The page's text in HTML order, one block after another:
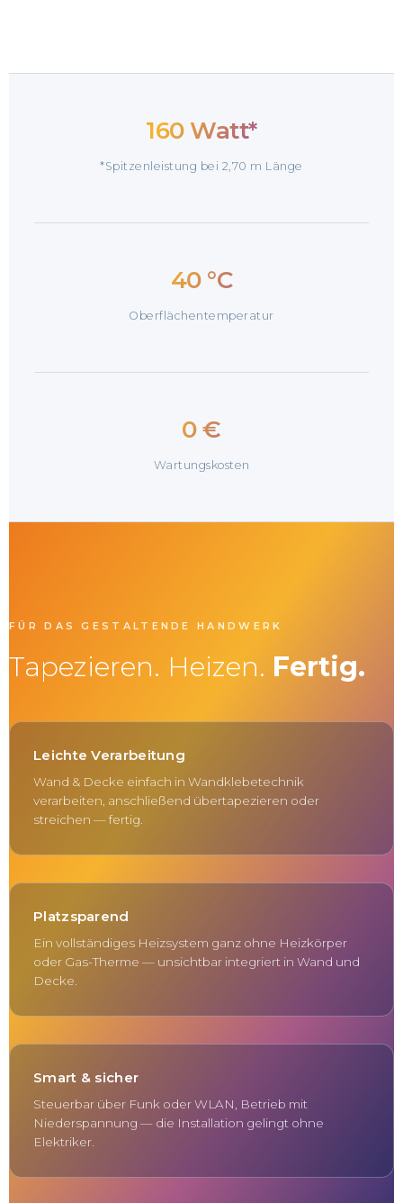
160 Watt*
*Spitzenleistung bei 2,70 m Länge
40 °C
Oberflächentemperatur
0 €
Wartungskosten
FÜR DAS GESTALTENDE HANDWERK
Tapezieren. Heizen. Fertig.
Leichte Verarbeitung
Wand & Decke einfach in Wandklebetechnik
verarbeiten, anschließend übertapezieren oder
streichen — fertig.
Platzsparend
Ein vollständiges Heizsystem ganz ohne Heizkörper
oder Gas-Therme — unsichtbar integriert in Wand und
Decke.
Smart & sicher
Steuerbar über Funk oder WLAN, Betrieb mit
Niederspannung — die Installation gelingt ohne
Elektriker.